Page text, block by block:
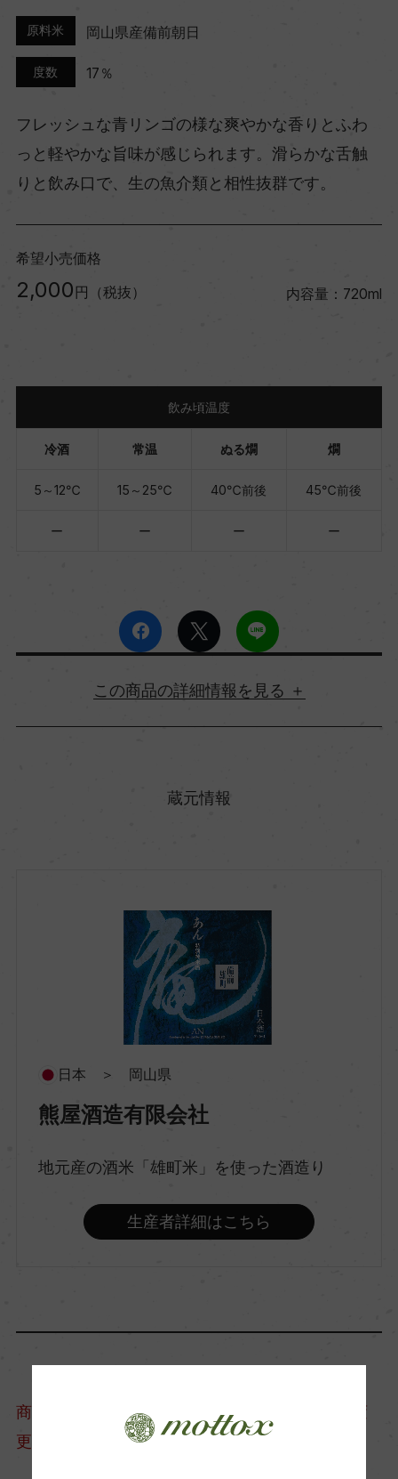
原料米 岡山県産備前朝日
度数 17％
フレッシュな青リンゴの様な爽やかな香りとふわ
っと軽やかな旨味が感じられます。滑らかな舌触
りと飲み口で、生の魚介類と相性抜群です。
希望小売価格
2,000 円（税抜） 内容量：720ml
飲み頃温度
冷酒 常温 ぬる燗 燗
5～12℃ 15～25℃ 40℃前後 45℃前後
ー ー ー ー
詳細情報
原料米
17％
+1
蔵元情報
日本 ＞ 岡山県
熊屋酒造有限会社
地元産の酒米「雄町米」を使った酒造り
生産者詳細はこちら
商品情報については、製造年度移行などにより変
更となる場合がございます。